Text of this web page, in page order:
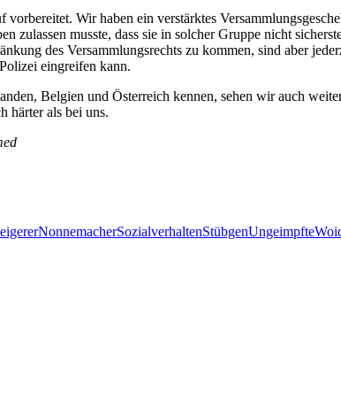
Wir haben ein verstärktes
zulassen musste, dass sie in solcher Gruppe nicht
des Versammlungsrechts zu kommen, sind aber
eingreifen kann.
Belgien und Österreich kennen, sehen wir auch
härter als bei uns.
NonnemacherSozialverhaltenStübgenUngeimpfte